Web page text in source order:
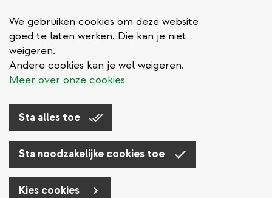
We gebruiken cookies om deze website
goed te laten werken. Die kan je niet
weigeren.
Andere cookies kan je wel weigeren.
Meer over onze cookies
Sta alles toe
Sta noodzakelijke cookies toe
Kies cookies